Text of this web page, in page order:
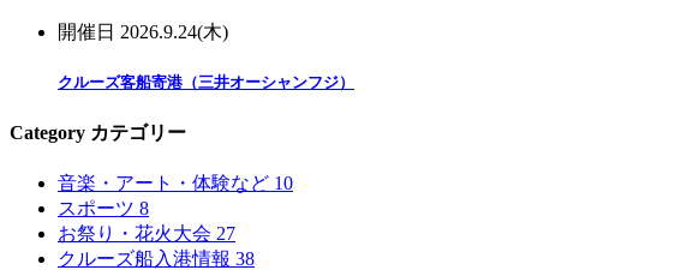
開催日 2026.9.24(木)
クルーズ客船寄港（三井オーシャンフジ）
Category カテゴリー
音楽・アート・体験など 10
スポーツ 8
お祭り・花火大会 27
クルーズ船入港情報 38